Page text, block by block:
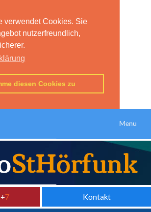
verwendet Cookies. Sie
nutzerfreundlich,
diesen Cookies zu
Menu
+7 Kontakt